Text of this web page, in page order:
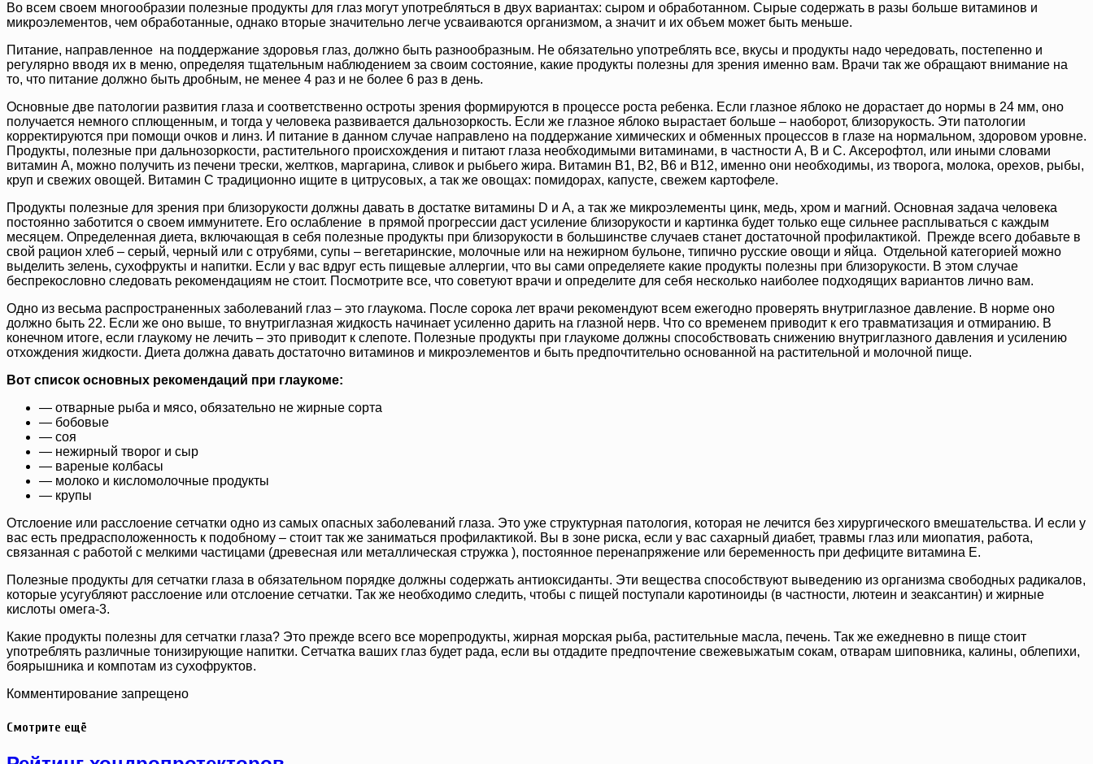
Во всем своем многообразии полезные продукты для глаз могут употребляться в двух вариантах: сыром и обработанном. Сырые содержать в разы больше витаминов и
микроэлементов, чем обработанные, однако вторые значительно легче усваиваются организмом, а значит и их объем может быть меньше.
Питание, направленное на поддержание здоровья глаз, должно быть разнообразным. Не обязательно употреблять все, вкусы и продукты надо чередовать, постепенно и
регулярно вводя их в меню, определяя тщательным наблюдением за своим состояние, какие продукты полезны для зрения именно вам. Врачи так же обращают внимание на
то, что питание должно быть дробным, не менее 4 раз и не более 6 раз в день.
Основные две патологии развития глаза и соответственно остроты зрения формируются в процессе роста ребенка. Если глазное яблоко не дорастает до нормы в 24 мм, оно
получается немного сплющенным, и тогда у человека развивается дальнозоркость. Если же глазное яблоко вырастает больше – наоборот, близорукость. Эти патологии
корректируются при помощи очков и линз. И питание в данном случае направлено на поддержание химических и обменных процессов в глазе на нормальном, здоровом уровне.
Продукты, полезные при дальнозоркости, растительного происхождения и питают глаза необходимыми витаминами, в частности А, В и С. Аксерофтол, или иными словами
витамин А, можно получить из печени трески, желтков, маргарина, сливок и рыбьего жира. Витамин В1, В2, В6 и В12, именно они необходимы, из творога, молока, орехов, рыбы,
круп и свежих овощей. Витамин С традиционно ищите в цитрусовых, а так же овощах: помидорах, капусте, свежем картофеле.
Продукты полезные для зрения при близорукости должны давать в достатке витамины D и А, а так же микроэлементы цинк, медь, хром и магний. Основная задача человека
постоянно заботится о своем иммунитете. Его ослабление в прямой прогрессии даст усиление близорукости и картинка будет только еще сильнее расплываться с каждым
месяцем. Определенная диета, включающая в себя полезные продукты при близорукости в большинстве случаев станет достаточной профилактикой. Прежде всего добавьте в
свой рацион хлеб – серый, черный или с отрубями, супы – вегетаринские, молочные или на нежирном бульоне, типично русские овощи и яйца. Отдельной категорией можно
выделить зелень, сухофрукты и напитки. Если у вас вдруг есть пищевые аллергии, что вы сами определяете какие продукты полезны при близорукости. В этом случае
беспрекословно следовать рекомендациям не стоит. Посмотрите все, что советуют врачи и определите для себя несколько наиболее подходящих вариантов лично вам.
Одно из весьма распространенных заболеваний глаз – это глаукома. После сорока лет врачи рекомендуют всем ежегодно проверять внутриглазное давление. В норме оно
должно быть 22. Если же оно выше, то внутриглазная жидкость начинает усиленно дарить на глазной нерв. Что со временем приводит к его травматизация и отмиранию. В
конечном итоге, если глаукому не лечить – это приводит к слепоте. Полезные продукты при глаукоме должны способствовать снижению внутриглазного давления и усилению
отхождения жидкости. Диета должна давать достаточно витаминов и микроэлементов и быть предпочтительно основанной на растительной и молочной пище.
Вот список основных рекомендаций при глаукоме:
— отварные рыба и мясо, обязательно не жирные сорта
— бобовые
— соя
— нежирный творог и сыр
— вареные колбасы
— молоко и кисломолочные продукты
— крупы
Отслоение или расслоение сетчатки одно из самых опасных заболеваний глаза. Это уже структурная патология, которая не лечится без хирургического вмешательства. И если у
вас есть предрасположенность к подобному – стоит так же заниматься профилактикой. Вы в зоне риска, если у вас сахарный диабет, травмы глаз или миопатия, работа,
связанная с работой с мелкими частицами (древесная или металлическая стружка ), постоянное перенапряжение или беременность при дефиците витамина Е.
Полезные продукты для сетчатки глаза в обязательном порядке должны содержать антиоксиданты. Эти вещества способствуют выведению из организма свободных радикалов,
которые усугубляют расслоение или отслоение сетчатки. Так же необходимо следить, чтобы с пищей поступали каротиноиды (в частности, лютеин и зеаксантин) и жирные
кислоты омега-3.
Какие продукты полезны для сетчатки глаза? Это прежде всего все морепродукты, жирная морская рыба, растительные масла, печень. Так же ежедневно в пище стоит
употреблять различные тонизирующие напитки. Сетчатка ваших глаз будет рада, если вы отдадите предпочтение свежевыжатым сокам, отварам шиповника, калины, облепихи,
боярышника и компотам из сухофруктов.
Комментирование запрещено
Смотрите ещё